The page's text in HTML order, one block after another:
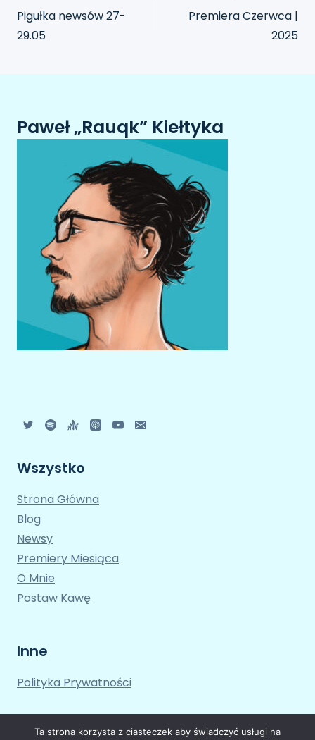
Pigułka newsów 27-
29.05
Premiera Czerwca |
2025
Paweł „Rauqk” Kiełtyka
Wszystko
Strona Główna
Blog
Newsy
Premiery Miesiąca
O Mnie
Postaw Kawę
Inne
Polityka Prywatności
Ta strona korzysta z ciasteczek aby świadczyć usługi na